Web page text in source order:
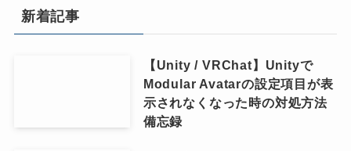
新着記事
【Unity / VRChat】Unityで
Modular Avatarの設定項目が表
示されなくなった時の対処方法
備忘録